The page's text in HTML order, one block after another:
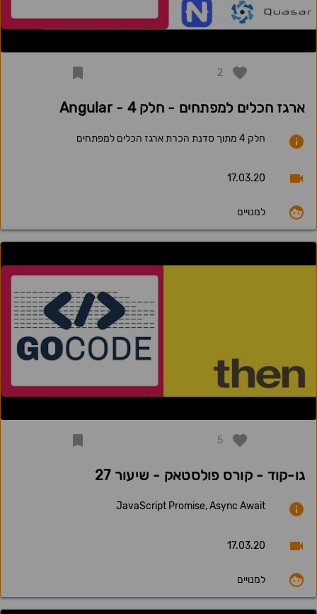
2
ארגז הכלים למפתחים - חלק 4 - Angular
חלק 4 מתוך סדנת הכרת ארגז הכלים למפתחים
17.03.20
למנויים
5
גו-קוד - קורס פולסטאק - שיעור 27
JavaScript Promise, Async Await
17.03.20
למנויים